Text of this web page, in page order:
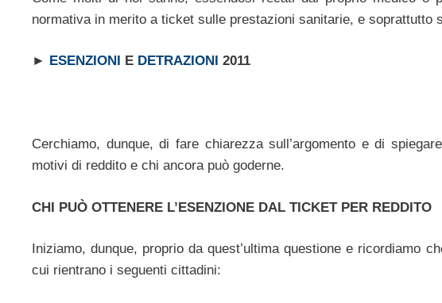
normativa in merito a ticket sulle prestazioni sanitarie, e soprattutto
► ESENZIONI E DETRAZIONI 2011
Cerchiamo, dunque, di fare chiarezza sull’argomento e di
motivi di reddito e chi ancora può goderne.
CHI PUÒ OTTENERE L’ESENZIONE DAL TICKET PER REDDITO
Iniziamo, dunque, proprio da quest’ultima questione e ricordiamo
cui rientrano i seguenti cittadini: